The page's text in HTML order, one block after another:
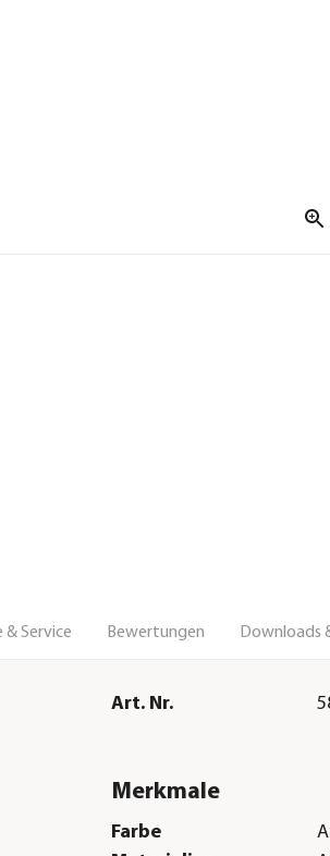
& Service Bewertungen Downloads
Art. Nr.
Merkmale
Farbe